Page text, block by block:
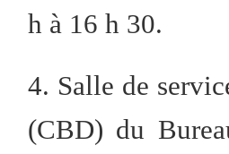
h à 16 h 30.
4. Salle de
(CBD) du